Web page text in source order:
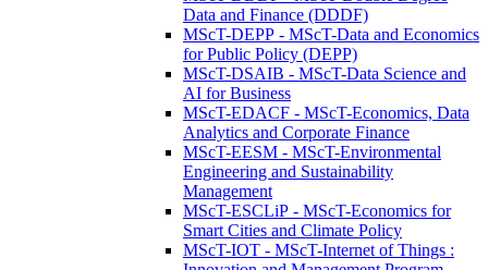
Data and Finance (DDDF)
MScT-DEPP - MScT-Data and Economics
for Public Policy (DEPP)
MScT-DSAIB - MScT-Data Science and
AI for Business
MScT-EDACF - MScT-Economics, Data
Analytics and Corporate Finance
MScT-EESM - MScT-Environmental
Engineering and Sustainability
Management
MScT-ESCLiP - MScT-Economics for
Smart Cities and Climate Policy
MScT-IOT - MScT-Internet of Things :